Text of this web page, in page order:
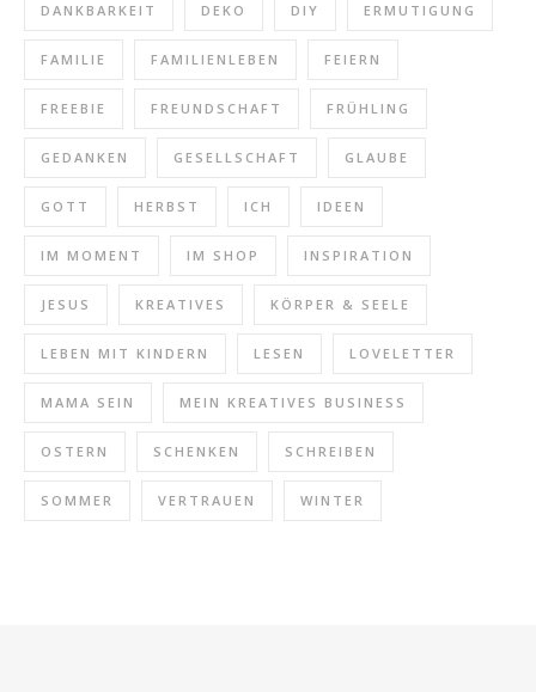
DANKBARKEIT DEKO DIY ERMUTIGUNG
FAMILIE FAMILIENLEBEN FEIERN
FREEBIE FREUNDSCHAFT FRÜHLING
GEDANKEN GESELLSCHAFT GLAUBE
GOTT HERBST ICH IDEEN
IM MOMENT IM SHOP INSPIRATION
JESUS KREATIVES KÖRPER & SEELE
LEBEN MIT KINDERN LESEN LOVELETTER
MAMA SEIN MEIN KREATIVES BUSINESS
OSTERN SCHENKEN SCHREIBEN
SOMMER VERTRAUEN WINTER